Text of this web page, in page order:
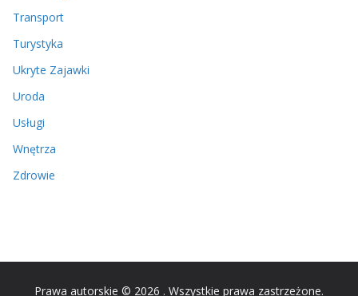
Transport
Turystyka
Ukryte Zajawki
Uroda
Usługi
Wnętrza
Zdrowie
Prawa autorskie © 2026 . Wszystkie prawa zastrzeżone.